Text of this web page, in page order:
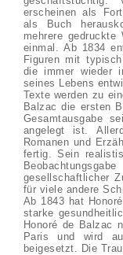
erscheinen als
als Buch
mehrere
einmal. Ab 1834
Figuren mit
die immer wieder
seines Lebens
Texte werden zu
Balzac die ersten
Gesamtausgabe
angelegt ist.
Romanen und
fertig. Sein
gesellschaftlicher
für viele andere
Ab 1843 hat
starke
Honoré de Balzac
Paris und wird
beigesetzt. Die